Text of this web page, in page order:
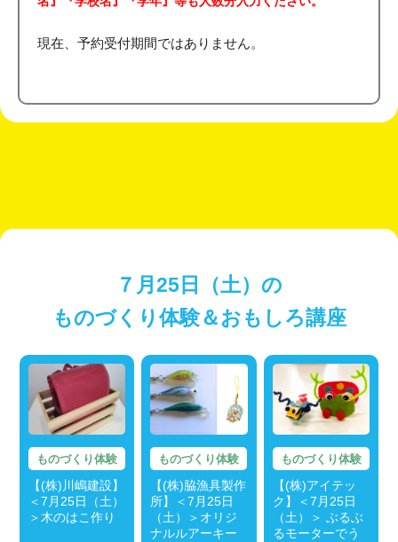
現在、予約受付期間ではありません。
７月25日（土）の
ものづくり体験＆おもしろ講座
ものづくり体験
【(株)川嶋建設】
＜7月25日（土）
＞木のはこ作り
ものづくり体験
【(株)脇漁具製作
所】＜7月25日
（土）＞オリジ
ナルルアーキー
ものづくり体験
【(株)アイテッ
ク】＜7月25日
（土）＞ ぶるぶ
るモーターでう